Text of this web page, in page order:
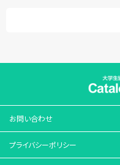
お問い合わせ
プライバシーポリシー